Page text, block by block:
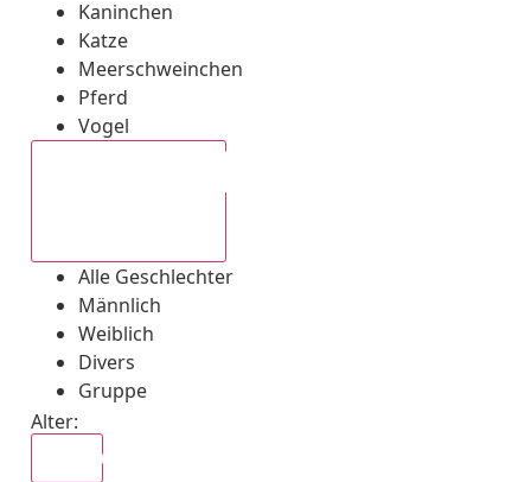
Kaninchen
Katze
Meerschweinchen
Pferd
Vogel
Alle Geschlechter
Männlich
Weiblich
Divers
Gruppe
Alter: